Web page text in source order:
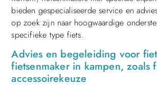
bieden gespecialiseerde service en
op zoek zijn naar hoogwaardige
specifieke type fiets.
Advies en begeleiding voor
fietsenmaker in kampen, zoals
accessoirekeuze